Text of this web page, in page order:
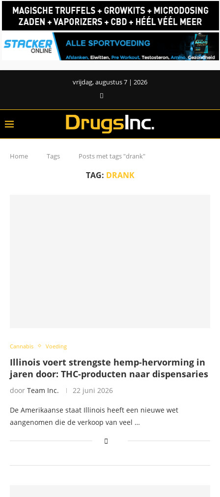
vrijdag, augustus 7 | 2026
Home Tags Posts met tags "drank"
TAG: DRANK
Cannabis Voeding
Illinois voert strengste hemp-hervorming in
jaren door: THC-producten naar dispensaries
door Team Inc. 22 juni 2026
De Amerikaanse staat Illinois heeft een nieuwe wet
aangenomen die de verkoop van veel …